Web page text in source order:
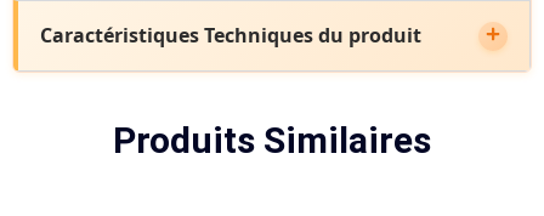
Caractéristiques Techniques du produit
Produits Similaires